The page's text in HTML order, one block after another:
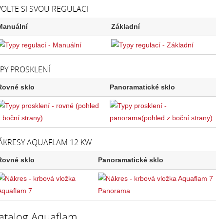
SI SVOU REGULACI
Základní
PROSKLENÍ
sklo Panoramatické sklo
AQUAFLAM 12 KW
sklo Panoramatické sklo